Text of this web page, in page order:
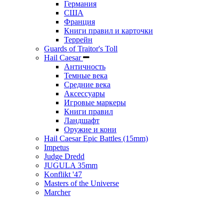
Германия
США
Франция
Книги правил и карточки
Террейн
Guards of Traitor's Toll
Hail Caesar
Античность
Темные века
Средние века
Аксессуары
Игровые маркеры
Книги правил
Ландшафт
Оружие и кони
Hail Caesar Epic Battles (15mm)
Impetus
Judge Dredd
JUGULA 35mm
Konflikt '47
Masters of the Universe
Marcher